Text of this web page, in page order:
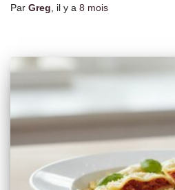
Par Greg, il y a 8 mois